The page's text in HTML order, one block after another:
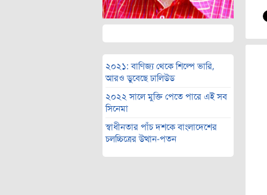
২০২১: বাণিজ্য থেকে শিল্পে ভারি,
আরও ডুবেছে ঢালিউড
২০২২ সালে মুক্তি পেতে পারে এই সব
সিনেমা
স্বাধীনতার পাঁচ দশকে বাংলাদেশের
চলচ্চিত্রের উত্থান-পতন